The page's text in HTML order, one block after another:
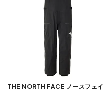
THE NORTH FACE ノースフェイ